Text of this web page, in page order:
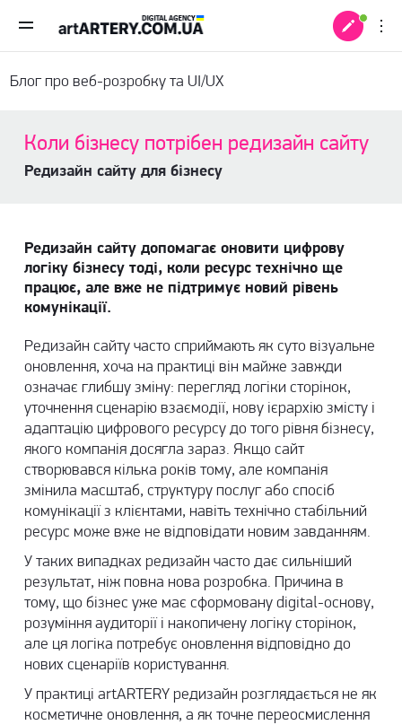
Блог про веб-розробку та UI/UX
Коли бізнесу потрібен редизайн сайту
Редизайн сайту для бізнесу
Редизайн сайту допомагає оновити цифрову
логіку бізнесу тоді, коли ресурс технічно ще
працює, але вже не підтримує новий рівень
комунікації.
Редизайн сайту часто сприймають як суто візуальне
оновлення, хоча на практиці він майже завжди
означає глибшу зміну: перегляд логіки сторінок,
уточнення сценарію взаємодії, нову ієрархію змісту і
адаптацію цифрового ресурсу до того рівня бізнесу,
якого компанія досягла зараз. Якщо сайт
створювався кілька років тому, але компанія
змінила масштаб, структуру послуг або спосіб
комунікації з клієнтами, навіть технічно стабільний
ресурс може вже не відповідати новим завданням.
У таких випадках редизайн часто дає сильніший
результат, ніж повна нова розробка. Причина в
тому, що бізнес уже має сформовану digital-основу,
розуміння аудиторії і накопичену логіку сторінок,
але ця логіка потребує оновлення відповідно до
нових сценаріїв користування.
У практиці artARTERYредизайн розглядається не як
косметичне оновлення, а як точне переосмислення